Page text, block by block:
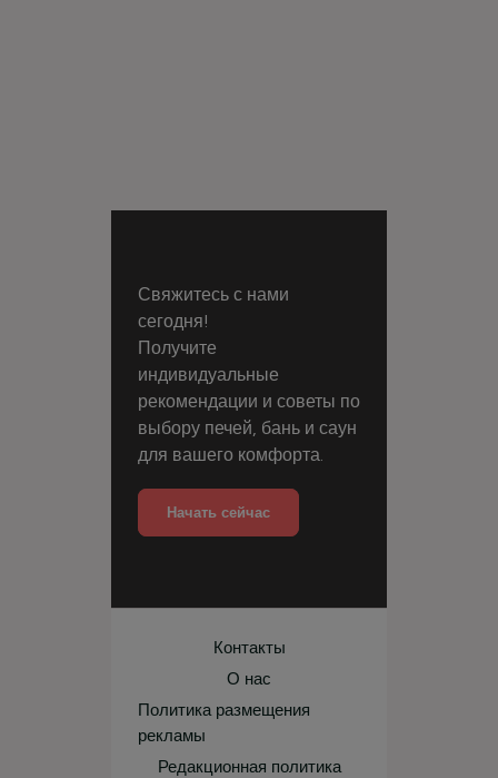
Свяжитесь с нами
сегодня!
Получите
индивидуальные
рекомендации и советы по
выбору печей, бань и саун
для вашего комфорта.
Начать сейчас
Контакты
О нас
Политика размещения
рекламы
Редакционная политика